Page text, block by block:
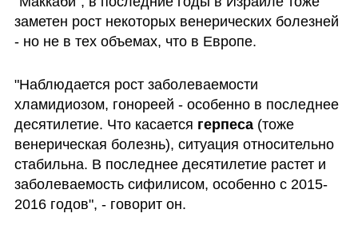
заметен рост некоторых венерических болезней
- но не в тех объемах, что в Европе.
"Наблюдается рост заболеваемости
хламидиозом, гонореей - особенно в последнее
десятилетие. Что касается герпеса (тоже
венерическая болезнь), ситуация относительно
стабильна. В последнее десятилетие растет и
заболеваемость сифилисом, особенно с 2015-
2016 годов", - говорит он.